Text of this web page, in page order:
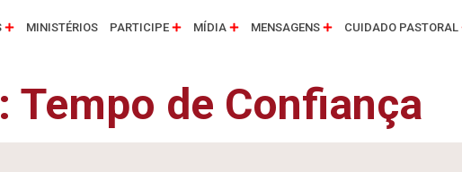
MINISTÉRIOS PARTICIPE MÍDIA MENSAGENS CUIDADO PASTORAL
Tempo de Confiança